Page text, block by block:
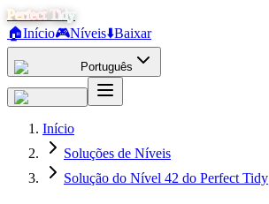
Perfect Tidy
🏠Início🎮Níveis⬇️Baixar
Português
Início
Soluções de Níveis
Solução do Nível 42 do Perfect Tidy